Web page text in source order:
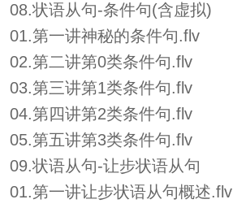
08.状语从句-条件句(含虚拟)
01.第一讲神秘的条件句.flv
02.第二讲第0类条件句.flv
03.第三讲第1类条件句.flv
04.第四讲第2类条件句.flv
05.第五讲第3类条件句.flv
09.状语从句-让步状语从句
01.第一讲让步状语从句概述.flv